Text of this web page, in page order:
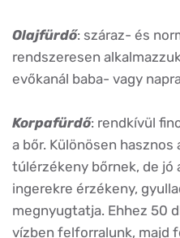
Olajfürdő: száraz- és
rendszeresen
evőkanál baba- vagy
Korpafürdő: rendkívül
a bőr. Különösen hasznos
túlérzékeny bőrnek, de jó
ingerekre érzékeny,
megnyugtatja. Ehhez 50
vízben felforralunk, majd